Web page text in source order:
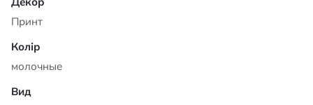
Принт
молочные